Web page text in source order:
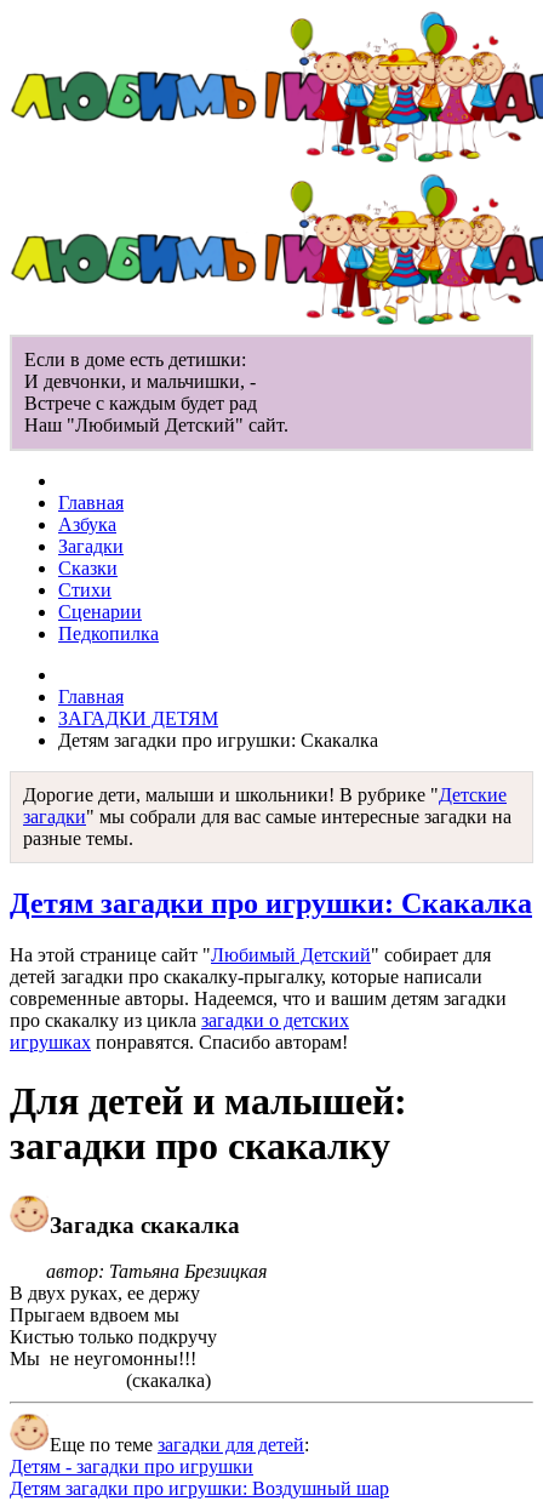
Если в доме есть детишки:
И девчонки, и мальчишки, -
Встрече с каждым будет рад
Наш "Любимый Детский" сайт.
Главная
Азбука
Загадки
Сказки
Стихи
Сценарии
Педкопилка
Главная
ЗАГАДКИ ДЕТЯМ
Детям загадки про игрушки: Скакалка
Дорогие дети, малыши и школьники! В рубрике "Детские
загадки" мы собрали для вас самые интересные загадки на
разные темы.
Детям загадки про игрушки: Скакалка
На этой странице сайт "Любимый Детский" собирает для
детей загадки про скакалку-прыгалку, которые написали
современные авторы. Надеемся, что и вашим детям загадки
про скакалку из цикла загадки о детских
игрушках понравятся. Спасибо авторам!
Для детей и малышей:
загадки про скакалку
Загадка скакалка
автор: Татьяна Брезицкая
В двух руках, ее держу
Прыгаем вдвоем мы
Кистью только подкручу
Мы не неугомонны!!!
(скакалка)
Еще по теме загадки для детей:
Детям - загадки про игрушки
Детям загадки про игрушки: Воздушный шар